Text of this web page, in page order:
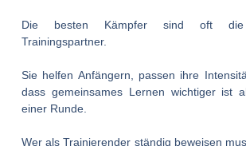
Die besten Kämpfer sind oft die
Trainingspartner.
Sie helfen Anfängern, passen ihre
dass gemeinsames Lernen wichtiger ist
einer Runde.
Wer als Trainierender ständig beweisen